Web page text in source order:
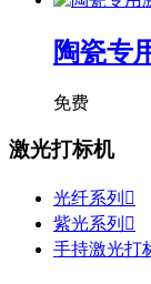
陶瓷专
免费
激光打标机
光纤系列 
紫光系列 
手持激光打